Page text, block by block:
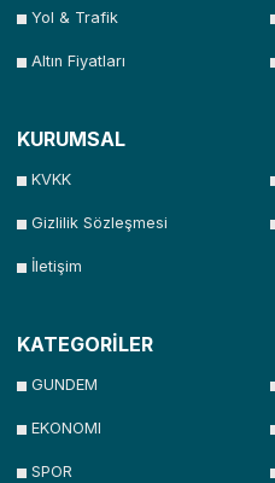
Yol & Trafik
Altın Fiyatları
KURUMSAL
KVKK
Gizlilik Sözleşmesi
İletişim
KATEGORİLER
GUNDEM
EKONOMI
SPOR